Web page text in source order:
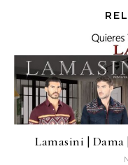
Lamasini | Dama